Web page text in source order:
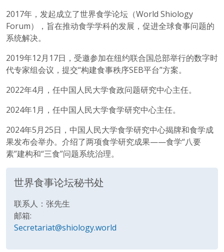
2017年，发起成立了世界食学论坛（World Shiology
Forum），旨在推动食学学科的发展，促进全球食事问题的
系统解决。
2019年12月17日，受邀参加在纽约联合国总部举行的数字时
代专家组会议，提交“构建食事秩序SEB平台”方案。
2022年4月，任中国人民大学食政问题研究中心主任。
2024年1月，任中国人民大学食学研究中心主任。
2024年5月25日，中国人民大学食学研究中心揭牌和食学成
果发布会举办。介绍了两项食学研究成果——食学“八要
素”建构和“三食”问题系统治理。
世界食事论坛秘书处
联系人：张先生
邮箱:
Secretariat@shiology.world